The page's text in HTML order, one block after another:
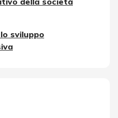
sviluppo